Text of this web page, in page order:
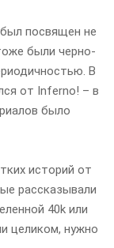
посвящен не
были черно-
В
от Inferno! – в
было
историй от
рассказывали
40k или
целиком, нужно